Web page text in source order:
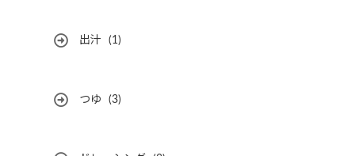
出汁 (1)
つゆ (3)